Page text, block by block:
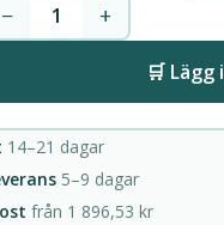
− +
🛒
14–21 dagar
5–9 dagar
från 1 896,53 kr